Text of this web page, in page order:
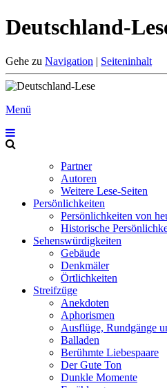
Deutschland-
Gehe zu Navigation | Seiteninhalt
Menü
Partner
Autoren
Weitere Lese-Seiten
Persönlichkeiten
Persönlichkeiten von
Historische
Sehenswürdigkeiten
Gebäude
Denkmäler
Örtlichkeiten
Streifzüge
Anekdoten
Aphorismen
Ausflüge, Rundgänge
Balladen
Berühmte Liebespaare
Der Gute Ton
Dunkle Momente